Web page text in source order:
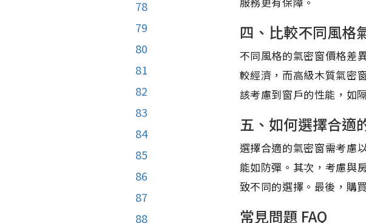
78
79
80
81
82
83
84
85
86
87
88
四、比較不同風格
不同風格的氣密窗價格差
較經濟，而高級木質氣密
該考慮到窗戶的性能，如
五、如何選擇合適
選擇合適的氣密窗需考慮
能如防彈。其次，考慮與
致不同的選擇。最後，購
常見問題 FAQ